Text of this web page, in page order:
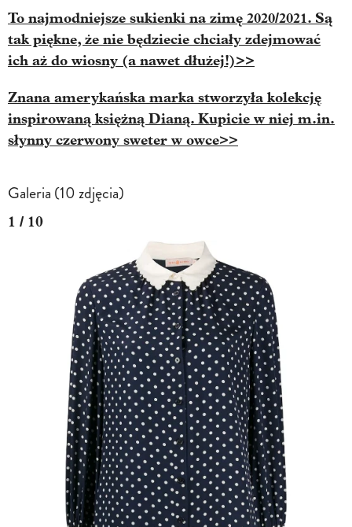
To najmodniejsze sukienki na zimę 2020/2021. Są
tak piękne, że nie będziecie chciały zdejmować
ich aż do wiosny (a nawet dłużej!)>>
Znana amerykańska marka stworzyła kolekcję
inspirowaną księżną Dianą. Kupicie w niej m.in.
słynny czerwony sweter w owce>>
Galeria (10 zdjęcia)
1 / 10